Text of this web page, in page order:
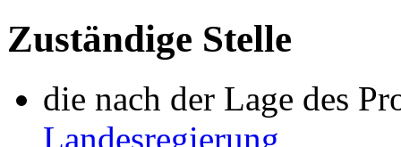
Zuständige Stelle
die nach der Lage des
Landesregierung